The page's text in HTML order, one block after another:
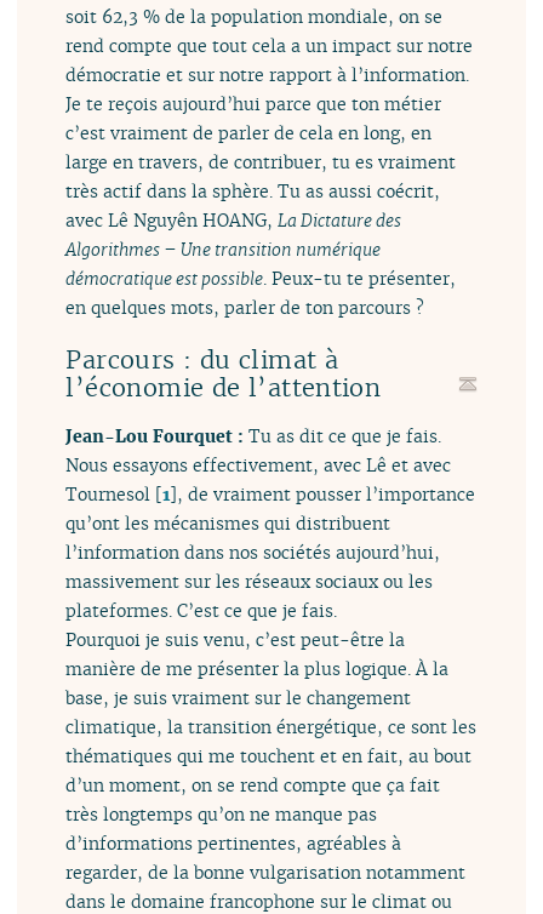
soit 62,3 % de la population mondiale, on se
rend compte que tout cela a un impact sur notre
démocratie et sur notre rapport à l’information.
Je te reçois aujourd’hui parce que ton métier
c’est vraiment de parler de cela en long, en
large en travers, de contribuer, tu es vraiment
très actif dans la sphère. Tu as aussi coécrit,
avec Lê Nguyên HOANG,La Dictature des
Algorithmes – Une transition numérique
démocratique est possible. Peux-tu te présenter,
en quelques mots, parler de ton parcours ?
Parcours : du climat à
l’économie de l’attention
Jean-Lou Fourquet :Tu as dit ce que je fais.
Nous essayons effectivement, avec Lê et avec
Tournesol [1], de vraiment pousser l’importance
qu’ont les mécanismes qui distribuent
l’information dans nos sociétés aujourd’hui,
massivement sur les réseaux sociaux ou les
plateformes. C’est ce que je fais.
Pourquoi je suis venu, c’est peut-être la
manière de me présenter la plus logique. À la
base, je suis vraiment sur le changement
climatique, la transition énergétique, ce sont les
thématiques qui me touchent et en fait, au bout
d’un moment, on se rend compte que ça fait
très longtemps qu’on ne manque pas
d’informations pertinentes, agréables à
regarder, de la bonne vulgarisation notamment
dans le domaine francophone sur le climat ou